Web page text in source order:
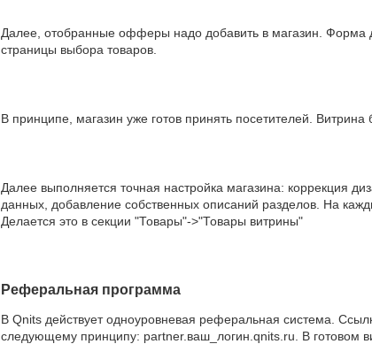
Далее, отобранные офферы надо добавить в магазин. Форма
страницы выбора товаров.
В принципе, магазин уже готов принять посетителей. Витрина
Далее выполняется точная настройка магазина: коррекция
данных, добавление собственных описаний разделов. На
Делается это в секции "Товары"->"Товары витрины"
Реферальная программа
В Qnits действует одноуровневая реферальная система.
следующему принципу: partner.ваш_логин.qnits.ru. В готовом